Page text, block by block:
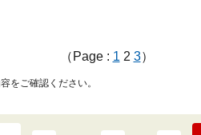
（Page : 1 2 3）
をご確認ください。